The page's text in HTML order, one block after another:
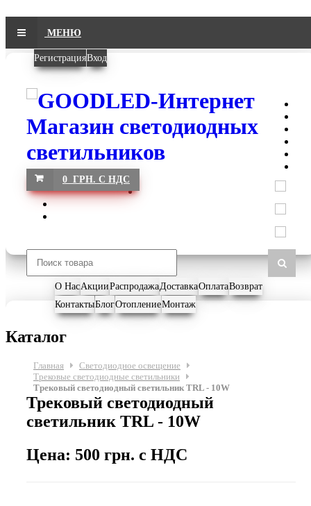
МЕНЮ
РегистрацияВход
0 ГРН. С НДС
О НасАкцииРаспродажаДоставкаОплатаВозврат
КонтактыБлогОтоплениеМонтаж
Каталог
Главная
Светодиодное освещение
Трековые светодиодные светильники
Трековый светодиодный светильник TRL - 10W
Трековый светодиодный
светильник TRL - 10W
Цена: 500 грн. с НДС